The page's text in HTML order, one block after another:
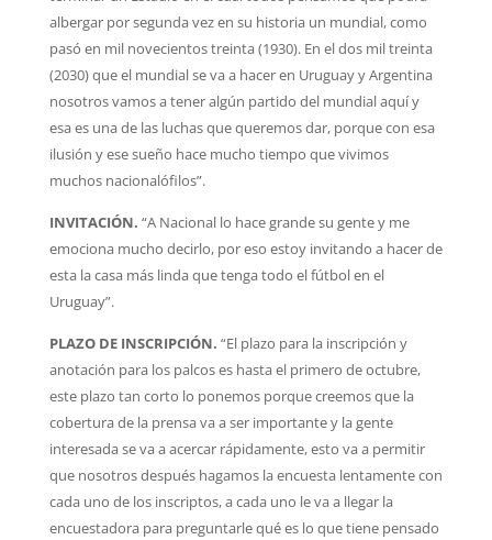
albergar por segunda vez en su historia un mundial, como
pasó en mil novecientos treinta (1930). En el dos mil treinta
(2030) que el mundial se va a hacer en Uruguay y Argentina
nosotros vamos a tener algún partido del mundial aquí y
esa es una de las luchas que queremos dar, porque con esa
ilusión y ese sueño hace mucho tiempo que vivimos
muchos nacionalófilos”.
INVITACIÓN. “A Nacional lo hace grande su gente y me
emociona mucho decirlo, por eso estoy invitando a hacer de
esta la casa más linda que tenga todo el fútbol en el
Uruguay”.
PLAZO DE INSCRIPCIÓN. “El plazo para la inscripción y
anotación para los palcos es hasta el primero de octubre,
este plazo tan corto lo ponemos porque creemos que la
cobertura de la prensa va a ser importante y la gente
interesada se va a acercar rápidamente, esto va a permitir
que nosotros después hagamos la encuesta lentamente con
cada uno de los inscriptos, a cada uno le va a llegar la
encuestadora para preguntarle qué es lo que tiene pensado